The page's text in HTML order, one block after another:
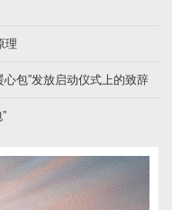
理
包”发放启动仪式上的致辞